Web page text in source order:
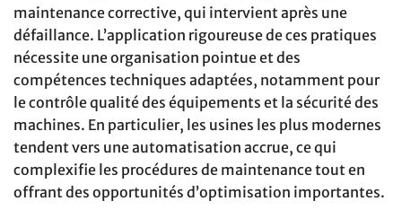
maintenance corrective, qui intervient après une
défaillance. L’application rigoureuse de ces pratiques
nécessite une organisation pointue et des
compétences techniques adaptées, notamment pour
le contrôle qualité des équipements et la sécurité des
machines. En particulier, les usines les plus modernes
tendent vers une automatisation accrue, ce qui
complexifie les procédures de maintenance tout en
offrant des opportunités d’optimisation importantes.